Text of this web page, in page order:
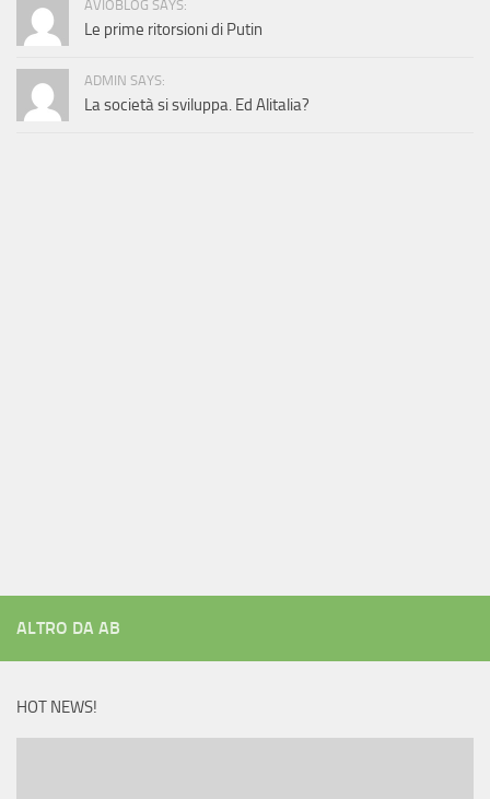
AVIOBLOG SAYS:
Le prime ritorsioni di Putin
ADMIN SAYS:
La società si sviluppa. Ed Alitalia?
ALTRO DA AB
HOT NEWS!